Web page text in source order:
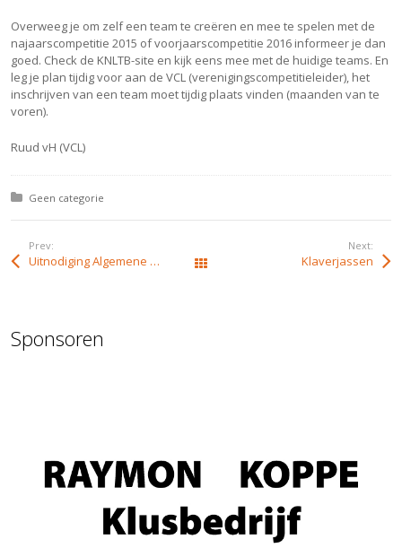
Overweeg je om zelf een team te creëren en mee te spelen met de
najaarscompetitie 2015 of voorjaarscompetitie 2016 informeer je dan
goed. Check de KNLTB-site en kijk eens mee met de huidige teams. En
leg je plan tijdig voor aan de VCL (verenigingscompetitieleider), het
inschrijven van een team moet tijdig plaats vinden (maanden van te
voren).
Ruud vH (VCL)
Posted in:
Geen categorie
Prev:
Uitnodiging Algemene Ledenvergadering 2015
Next:
Klaverjassen
Sponsoren